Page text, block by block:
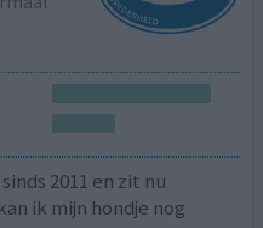
2011 en zit nu
ik mijn hondje nog